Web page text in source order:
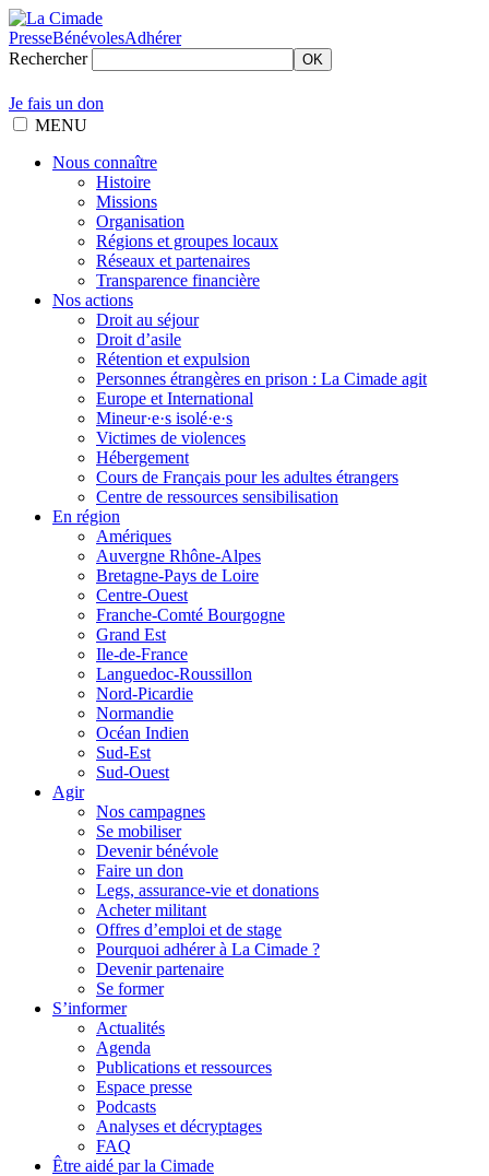
PresseBénévolesAdhérer
Rechercher
OK
Je fais un don
MENU
Nous connaître
Histoire
Missions
Organisation
Régions et groupes locaux
Réseaux et partenaires
Transparence financière
Nos actions
Droit au séjour
Droit d’asile
Rétention et expulsion
Personnes étrangères en prison : La Cimade agit
Europe et International
Mineur·e·s isolé·e·s
Victimes de violences
Hébergement
Cours de Français pour les adultes étrangers
Centre de ressources sensibilisation
En région
Amériques
Auvergne Rhône-Alpes
Bretagne-Pays de Loire
Centre-Ouest
Franche-Comté Bourgogne
Grand Est
Ile-de-France
Languedoc-Roussillon
Nord-Picardie
Normandie
Océan Indien
Sud-Est
Sud-Ouest
Agir
Nos campagnes
Se mobiliser
Devenir bénévole
Faire un don
Legs, assurance-vie et donations
Acheter militant
Offres d’emploi et de stage
Pourquoi adhérer à La Cimade ?
Devenir partenaire
Se former
S’informer
Actualités
Agenda
Publications et ressources
Espace presse
Podcasts
Analyses et décryptages
FAQ
Être aidé par la Cimade